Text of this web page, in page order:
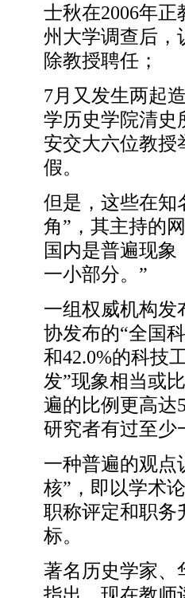
士秋在2006年
州大学调查后，
除教授聘任；
7月又发生两起
学历史学院清史
安交大六位教授
假。
但是，这些在知
角”，其主持的
国内是普遍现
一小部分。”
一组权威机构发
协发布的“全国
和42.0%的科技
发”现象相当或
遍的比例更高达
研究者有过至少
一种普遍的观点
核”，即以学术
职称评定和职务
标。
著名历史学家、